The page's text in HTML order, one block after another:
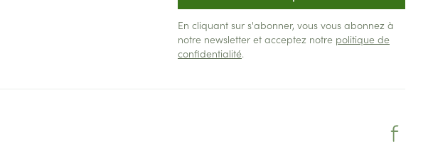
En cliquant sur s'abonner, vous vous abonnez à
notre newsletter et acceptez notre politique de
confidentialité.